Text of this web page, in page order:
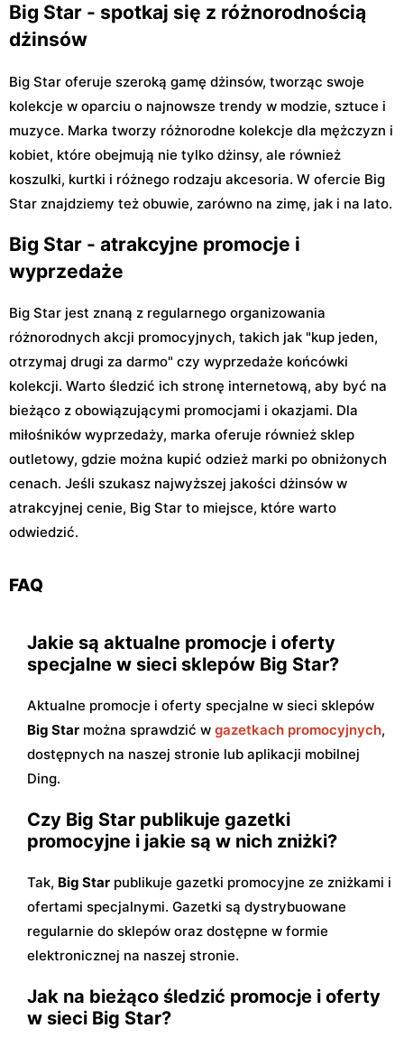
Big Star - spotkaj się z różnorodnością
dżinsów
Big Star oferuje szeroką gamę dżinsów, tworząc swoje
kolekcje w oparciu o najnowsze trendy w modzie, sztuce i
muzyce. Marka tworzy różnorodne kolekcje dla mężczyzn i
kobiet, które obejmują nie tylko dżinsy, ale również
koszulki, kurtki i różnego rodzaju akcesoria. W ofercie Big
Star znajdziemy też obuwie, zarówno na zimę, jak i na lato.
Big Star - atrakcyjne promocje i
wyprzedaże
Big Star jest znaną z regularnego organizowania
różnorodnych akcji promocyjnych, takich jak "kup jeden,
otrzymaj drugi za darmo" czy wyprzedaże końcówki
kolekcji. Warto śledzić ich stronę internetową, aby być na
bieżąco z obowiązującymi promocjami i okazjami. Dla
miłośników wyprzedaży, marka oferuje również sklep
outletowy, gdzie można kupić odzież marki po obniżonych
cenach. Jeśli szukasz najwyższej jakości dżinsów w
atrakcyjnej cenie, Big Star to miejsce, które warto
odwiedzić.
FAQ
Jakie są aktualne promocje i oferty
specjalne w sieci sklepów Big Star?
Aktualne promocje i oferty specjalne w sieci sklepów
Big Star można sprawdzić w gazetkach promocyjnych,
dostępnych na naszej stronie lub aplikacji mobilnej
Ding.
Czy Big Star publikuje gazetki
promocyjne i jakie są w nich zniżki?
Tak, Big Star publikuje gazetki promocyjne ze zniżkami i
ofertami specjalnymi. Gazetki są dystrybuowane
regularnie do sklepów oraz dostępne w formie
elektronicznej na naszej stronie.
Jak na bieżąco śledzić promocje i oferty
w sieci Big Star?